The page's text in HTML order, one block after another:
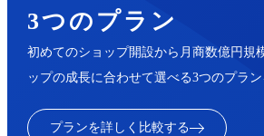
3つのプラン
初めてのショップ開設から月商数億円規
ップの成長に合わせて選べる3つのプラン
プランを詳しく比較する